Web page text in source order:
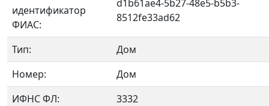
идентификатор
ФИАС:
d1b61ae4-5b27-48e5-b5b3-
8512fe33ad62
Тип:
Дом
Номер:
Дом
ИФНС ФЛ:
3332